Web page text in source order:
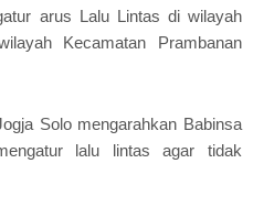
arus Lalu Lintas di wilayah
Kecamatan Prambanan
Solo mengarahkan Babinsa
lalu lintas agar tidak